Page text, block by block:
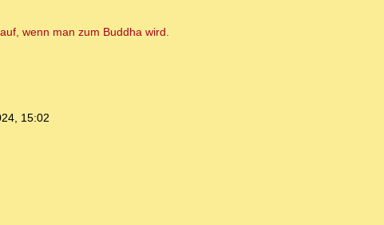
wenn man zum Buddha wird.
15:02